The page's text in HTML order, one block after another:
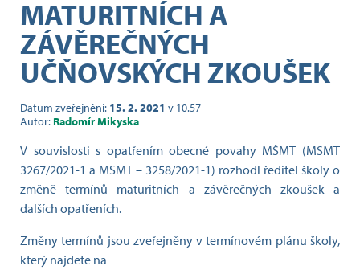
MATURITNÍCH A
ZÁVĚREČNÝCH
UČŇOVSKÝCH ZKOUŠEK
Datum zveřejnění: 15. 2. 2021 v 10.57
Autor: Radomír Mikyska
V souvislosti s opatřením obecné povahy MŠMT (MSMT
3267/2021-1 a MSMT – 3258/2021-1) rozhodl ředitel školy o
změně termínů maturitních a závěrečných zkoušek a
dalších opatřeních.
Změny termínů jsou zveřejněny v termínovém plánu školy,
který najdete na